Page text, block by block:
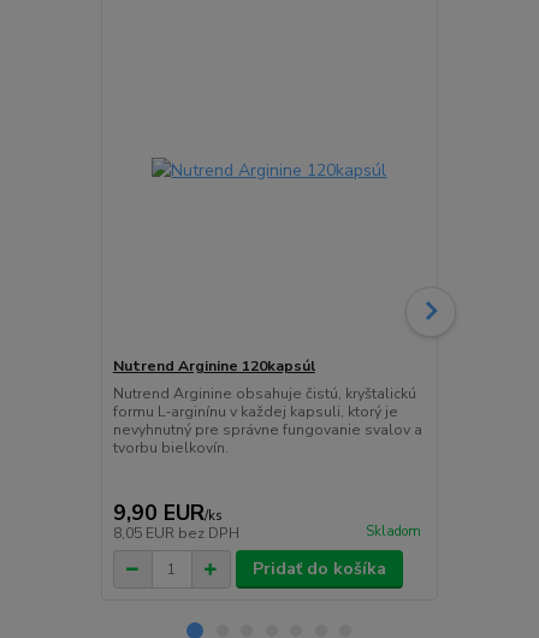
Nutrend Arginine 120kapsúl
Nutrend Arginine obsahuje čistú, kryštalickú
formu L‑arginínu v každej kapsuli, ktorý je
nevyhnutný pre správne fungovanie svalov a
tvorbu bielkovín.
9,90 EUR/ks
8,05 EUR bez DPH Skladom
Pridať do košíka